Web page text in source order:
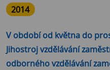
2014
V období od května do
Jihostroj vzdělávání
odborného vzdělávání